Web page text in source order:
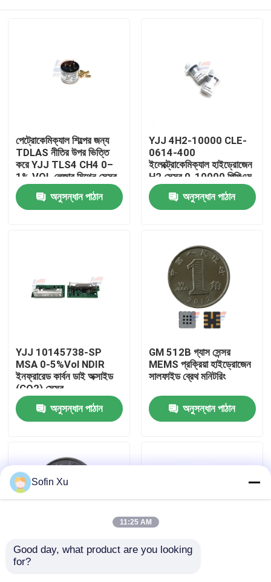
আমাদের সম্বন্ধে
কারখানা পরিদর্শন
গুণমান নিয়ন্ত্রণ
আমাদের সাথে যোগাযোগ
খবর
পেট্রোকেমিক্যাল শিল্পের জন্য
TDLAS নীতির উপর ভিত্তি
করে YJJ TLS4 CH4 0–
1% VOL লেজার মিথেন সেন্সর
অনুসন্ধান পাঠান
YJJ 4H2-10000 CLE-
0614-400
ইলেক্ট্রোকেমিক্যাল হাইড্রোজেন
H2 সেন্সর 0-10000 পিপিএম
অনুসন্ধান পাঠান
YJJ 10145738-SP
MSA 0-5%Vol NDIR
ইনফ্রারেড কার্বন ডাই অক্সাইড
(CO2) সেন্সর
অনুসন্ধান পাঠান
GM 512B গ্যাস সেন্সর
MEMS প্রক্রিয়া হাইড্রোজেন
সালফাইড ব্রেথ মনিটরিং
অনুসন্ধান পাঠান
ইনডোর গ্যাস এয়ার কোয়ালিটি
Sofin Xu
11:25 AM
Good day, what product are you looking
for?